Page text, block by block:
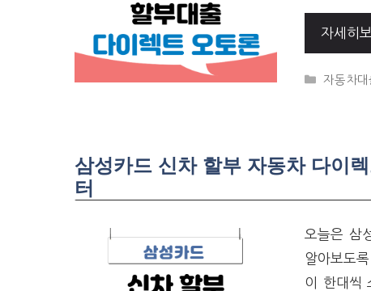
자세히보
자동차대
삼성카드 신차 할부 자동차 다이
터
오늘은 삼
알아보도
이 한대씩